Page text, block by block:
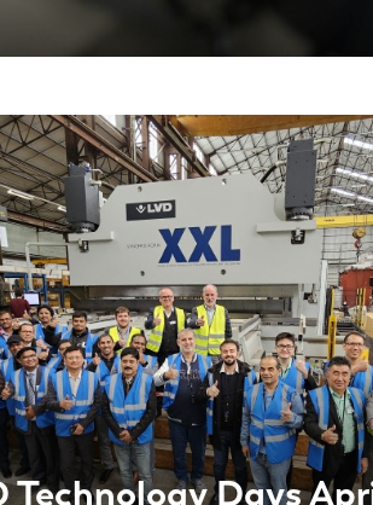
Technology Days